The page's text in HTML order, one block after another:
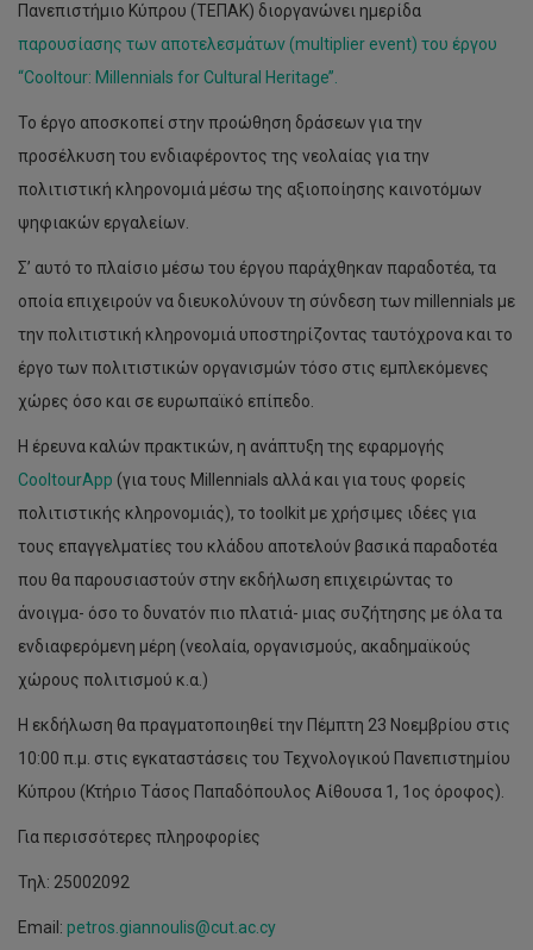
Πανεπιστήμιο Κύπρου (ΤΕΠΑΚ) διοργανώνει ημερίδα
παρουσίασης των αποτελεσμάτων (multiplier event) του έργου
“Cooltour: Millennials for Cultural Heritage’’.
Το έργο αποσκοπεί στην προώθηση δράσεων για την
προσέλκυση του ενδιαφέροντος της νεολαίας για την
πολιτιστική κληρονομιά μέσω της αξιοποίησης καινοτόμων
ψηφιακών εργαλείων.
Σ’ αυτό το πλαίσιο μέσω του έργου παράχθηκαν παραδοτέα, τα
οποία επιχειρούν να διευκολύνουν τη σύνδεση των millennials με
την πολιτιστική κληρονομιά υποστηρίζοντας ταυτόχρονα και το
έργο των πολιτιστικών οργανισμών τόσο στις εμπλεκόμενες
χώρες όσο και σε ευρωπαϊκό επίπεδο.
Η έρευνα καλών πρακτικών, η ανάπτυξη της εφαρμογής
CooltourApp (για τους Millennials αλλά και για τους φορείς
πολιτιστικής κληρονομιάς), το toolkit με χρήσιμες ιδέες για
τους επαγγελματίες του κλάδου αποτελούν βασικά παραδοτέα
που θα παρουσιαστούν στην εκδήλωση επιχειρώντας το
άνοιγμα- όσο το δυνατόν πιο πλατιά- μιας συζήτησης με όλα τα
ενδιαφερόμενη μέρη (νεολαία, οργανισμούς, ακαδημαϊκούς
χώρους πολιτισμού κ.α.)
Η εκδήλωση θα πραγματοποιηθεί την Πέμπτη 23 Νοεμβρίου στις
10:00 π.μ. στις εγκαταστάσεις του Τεχνολογικού Πανεπιστημίου
Κύπρου (Κτήριο Τάσος Παπαδόπουλος Αίθουσα 1, 1ος όροφος).
Για περισσότερες πληροφορίες
Τηλ: 25002092
Email: petros.giannoulis@cut.ac.cy